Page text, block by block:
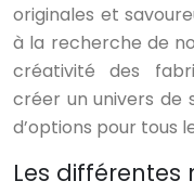
originales et
à la recherche de
créativité des
créer un univers de
d’options pour tous
Les